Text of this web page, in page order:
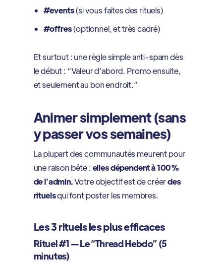
#events(si vous faites des rituels)
#offres(optionnel, et très cadré)
Et surtout : une règle simple anti-spam dès
le début : “Valeur d’abord. Promo ensuite,
et seulement au bon endroit.”
Animer simplement (sans
y passer vos semaines)
La plupart des communautés meurent pour
une raison bête : elles dépendent à 100%
de l’admin.Votre objectif est de créerdes
rituelsqui font poster les membres.
Les 3 rituels les plus efficaces
Rituel #1 — Le “Thread Hebdo” (5
minutes)